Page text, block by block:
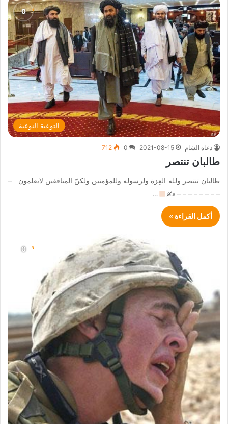
التوعية النوعية
دعاة الشام 2021-08-15
0
712
طالبان تنتصر
طالبان تنتصر ولله العِزة ولرسوله وللمؤمنين ولكنّ المنافقين لايعلمون –
– – – – – – – – ✍
…
أكمل القراءة »